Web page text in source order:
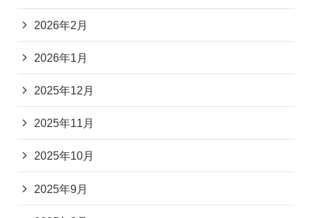
2026年2月
2026年1月
2025年12月
2025年11月
2025年10月
2025年9月